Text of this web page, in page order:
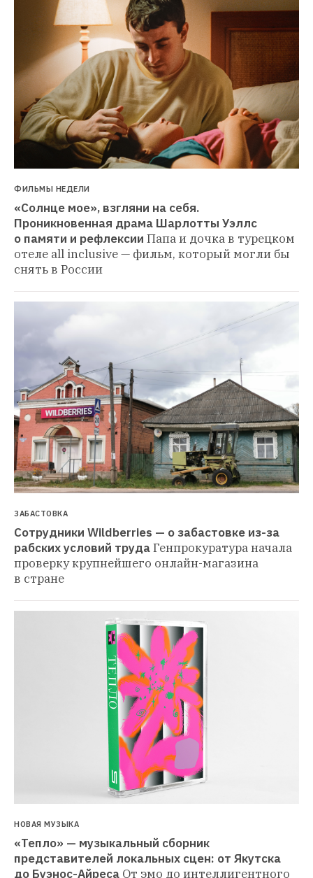
ФИЛЬМЫ НЕДЕЛИ
«Солнце мое», взгляни на себя.
Проникновенная драма Шарлотты Уэллс
о памяти и рефлексии Папа и дочка в турецком
отеле all inclusive — фильм, который могли бы
снять в России
ЗАБАСТОВКА
Сотрудники Wildberries — о забастовке из-за
рабских условий трудаГенпрокуратура начала
проверку крупнейшего онлайн-магазина
в стране
НОВАЯ МУЗЫКА
«Тепло» — музыкальный сборник
представителей локальных сцен: от Якутска
до Буэнос-Айреса От эмо до интеллигентного